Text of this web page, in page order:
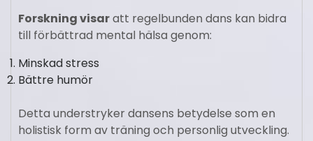
Forskning visaratt regelbunden dans kan bidra
till förbättrad mental hälsa genom:
Minskad stress
Bättre humör
Detta understryker dansens betydelse som en
holistisk form av träning och personlig utveckling.